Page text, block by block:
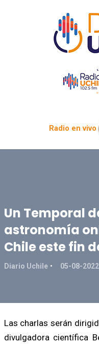
Radio en vivo
Un Temporal
astronomía
Chile este fin
Diario Uchile 05-08-2022
Las charlas serán
divulgadora científica